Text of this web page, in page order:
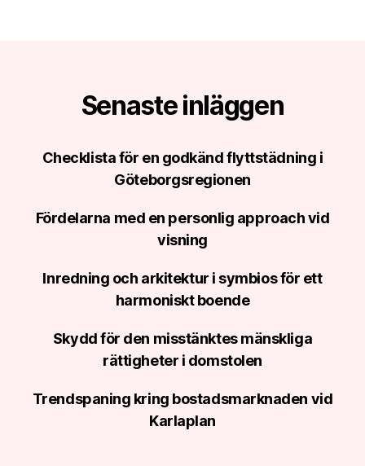
Senaste inläggen
Checklista för en godkänd flyttstädning i
Göteborgsregionen
Fördelarna med en personlig approach vid
visning
Inredning och arkitektur i symbios för ett
harmoniskt boende
Skydd för den misstänktes mänskliga
rättigheter i domstolen
Trendspaning kring bostadsmarknaden vid
Karlaplan